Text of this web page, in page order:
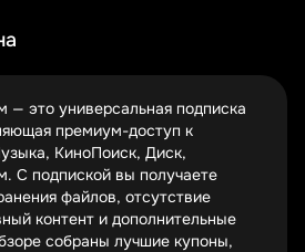
в пакет 360 Премиум. В такие
ограниченные по времени
при подключении новых
Яндекс может предложить
или даже несколько месяцев
Следить за такими
получить премиум-
символическую плату.
это универсальная подписка
премиум-доступ к
КиноПоиск, Диск,
С подпиской вы получаете
файлов, отсутствие
контент и дополнительные
собраны лучшие купоны,